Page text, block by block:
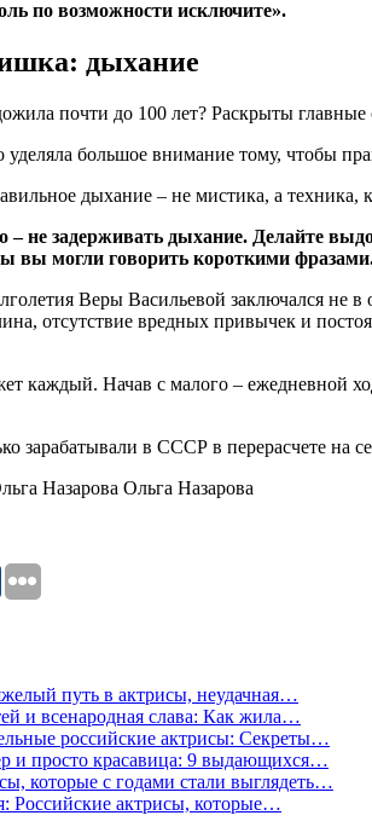
по возможности исключите».
дыхание
уделяла большое внимание тому, чтобы
дыхание – не мистика, а
– не задерживать дыхание. Делайте
вы могли говорить короткими
Веры Васильевой заключался
отсутствие вредных привычек и
каждый. Начав с малого – ежедневной
зарабатывали в СССР в перерасчете на
Ольга Назарова
путь в актрисы, неудачная…
и всенародная слава: Как жила…
российские актрисы: Секреты…
и просто красавица: 9 выдающихся…
которые с годами стали выглядеть…
Российские актрисы, которые…